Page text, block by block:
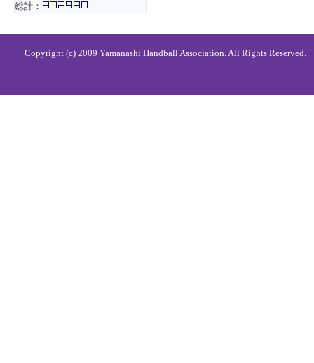
総計：
Copyright (c) 2009 Yamanashi Handball Association.All Rights Reserved.